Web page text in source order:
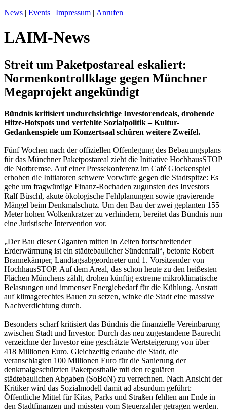
News | Events | Impressum | Anrufen
LAIM-News
Streit um Paketpostareal eskaliert:
Normenkontrollklage gegen Münchner
Megaprojekt angekündigt
Bündnis kritisiert undurchsichtige Investorendeals, drohende
Hitze-Hotspots und verfehlte Sozialpolitik – Kultur-
Gedankenspiele um Konzertsaal schüren weitere Zweifel.
Fünf Wochen nach der offiziellen Offenlegung des Bebauungsplans
für das Münchner Paketpostareal zieht die Initiative HochhausSTOP
die Notbremse. Auf einer Pressekonferenz im Café Glockenspiel
erhoben die Initiatoren schwere Vorwürfe gegen die Stadtspitze: Es
gehe um fragwürdige Finanz-Rochaden zugunsten des Investors
Ralf Büschl, akute ökologische Fehlplanungen sowie gravierende
Mängel beim Denkmalschutz. Um den Bau der zwei geplanten 155
Meter hohen Wolkenkratzer zu verhindern, bereitet das Bündnis nun
eine Juristische Intervention vor.
„Der Bau dieser Giganten mitten in Zeiten fortschreitender
Erderwärmung ist ein städtebaulicher Sündenfall“, betonte Robert
Brannekämper, Landtagsabgeordneter und 1. Vorsitzender von
HochhausSTOP. Auf dem Areal, das schon heute zu den heißesten
Flächen Münchens zählt, drohen künftig extreme mikroklimatische
Belastungen und immenser Energiebedarf für die Kühlung. Anstatt
auf klimagerechtes Bauen zu setzen, winke die Stadt eine massive
Nachverdichtung durch.
Besonders scharf kritisiert das Bündnis die finanzielle Vereinbarung
zwischen Stadt und Investor. Durch das neu zugestandene Baurecht
verzeichne der Investor eine geschätzte Wertsteigerung von über
418 Millionen Euro. Gleichzeitig erlaube die Stadt, die
veranschlagten 100 Millionen Euro für die Sanierung der
denkmalgeschützten Paketposthalle mit den regulären
städtebaulichen Abgaben (SoBoN) zu verrechnen. Nach Ansicht der
Kritiker wird das Sozialmodell damit ad absurdum geführt:
Öffentliche Mittel für Kitas, Parks und Straßen fehlten am Ende in
den Stadtfinanzen und müssten vom Steuerzahler getragen werden.